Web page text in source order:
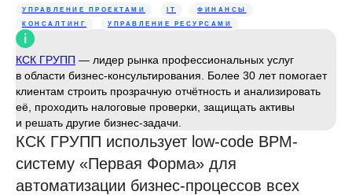
УПРАВЛЕНИЕ ПРОЕКТАМИ IT
ФИНАНСЫ
КОНСАЛТИНГ
УПРАВЛЕНИЕ РЕСУРСАМИ
КСК ГРУПП — лидер рынка профессиональных услуг
в области бизнес-консультирования. Более 30 лет помогает
клиентам строить прозрачную отчётность и анализировать
её, проходить налоговые проверки, защищать активы
и решать другие бизнес-задачи.
КСК ГРУПП использует low-code ВРМ-
систему «Первая Форма» для
автоматизации бизнес-процессов всех